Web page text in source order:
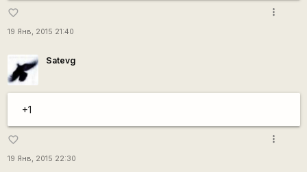
favorite_border
19 Янв, 2015 21:40
more_vert
Satevg
+1
favorite_border
19 Янв, 2015 22:30
more_vert